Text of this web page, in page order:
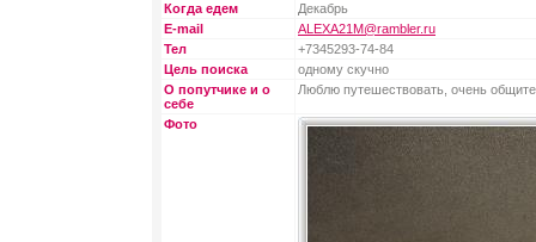
Когда едем
Декабрь
E-mail
ALEXA21M@rambler.ru
Тел
+7345293-74-84
Цель поиска
одному скучно
О попутчике и о
себе
Люблю путешествовать, очень
Фото